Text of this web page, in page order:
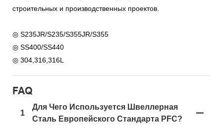
строительных и производственных проектов.
◎ S235JR/S235/S355JR/S355
◎ SS400/SS440
◎ 304,316,316L
FAQ
1
Для Чего Используется Швеллерная
Сталь Европейского Стандарта PFC?